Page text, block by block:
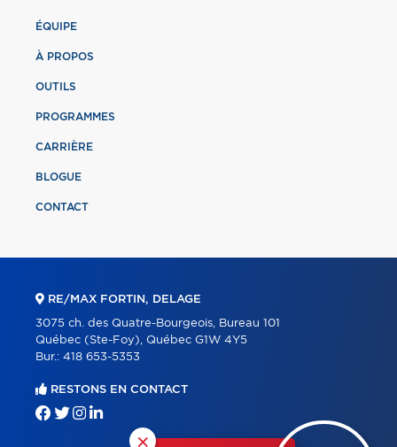
×
ÉQUIPE
À PROPOS
OUTILS
PROGRAMMES
CARRIÈRE
BLOGUE
CONTACT
RE/MAX FORTIN, DELAGE
3075 ch. des Quatre-Bourgeois, Bureau 101
Québec (Ste-Foy), Québec G1W 4Y5
Bur.: 418 653-5353
RESTONS EN CONTACT